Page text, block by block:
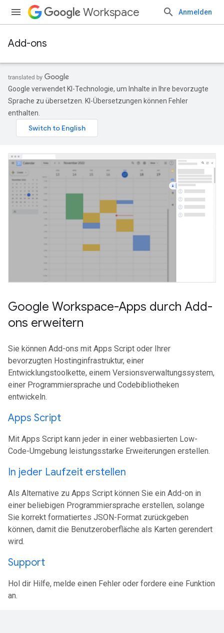
Workspace Anmelden
Add-ons
Google verwendet KI-Technologie, um Inhalte in Ihre bevorzugte
Sprache zu übersetzen. KI-Übersetzungen können Fehler
enthalten.
Google Workspace-Apps durch Add-
ons erweitern
Sie können Add-ons mit Apps Script oder Ihrer
bevorzugten Hostinginfrastruktur, einer
Entwicklungstoolkette, einem Versionsverwaltungssystem,
einer Programmiersprache und Codebibliotheken
entwickeln.
Apps Script
Mit Apps Script kann jeder in einer webbasierten Low-
Code-Umgebung leistungsstarke Erweiterungen erstellen.
In jeder Laufzeit erstellen
Als Alternative zu Apps Script können Sie ein Add-on in
einer beliebigen Programmiersprache erstellen, solange
Sie korrekt formatiertes JSON-Format zurückgeben
können, damit die Benutzeroberfläche als Karten gerendert
wird.
Support
Hol dir Hilfe, melde einen Fehler oder fordere eine Funktion
an.